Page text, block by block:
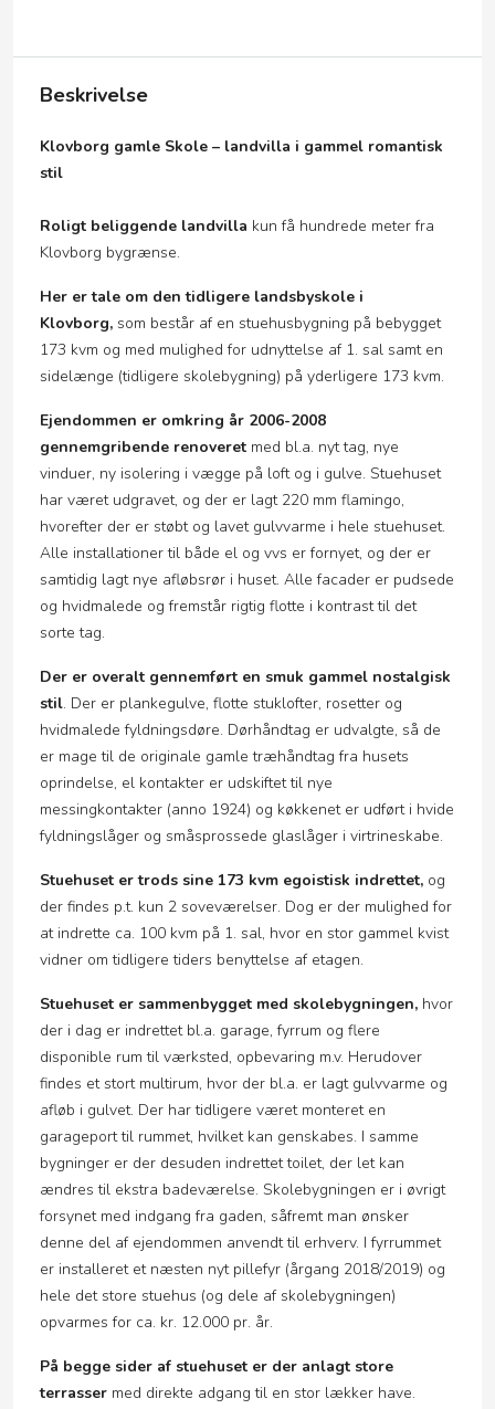
Beskrivelse
Klovborg gamle Skole – landvilla i gammel romantisk
stil
Roligt beliggende landvilla kun få hundrede meter fra
Klovborg bygrænse.
Her er tale om den tidligere landsbyskole i
Klovborg, som består af en stuehusbygning på bebygget
173 kvm og med mulighed for udnyttelse af 1. sal samt en
sidelænge (tidligere skolebygning) på yderligere 173 kvm.
Ejendommen er omkring år 2006-2008
gennemgribende renoveret med bl.a. nyt tag, nye
vinduer, ny isolering i vægge på loft og i gulve. Stuehuset
har været udgravet, og der er lagt 220 mm flamingo,
hvorefter der er støbt og lavet gulvvarme i hele stuehuset.
Alle installationer til både el og vvs er fornyet, og der er
samtidig lagt nye afløbsrør i huset. Alle facader er pudsede
og hvidmalede og fremstår rigtig flotte i kontrast til det
sorte tag.
Der er overalt gennemført en smuk gammel nostalgisk
stil. Der er plankegulve, flotte stuklofter, rosetter og
hvidmalede fyldningsdøre. Dørhåndtag er udvalgte, så de
er mage til de originale gamle træhåndtag fra husets
oprindelse, el kontakter er udskiftet til nye
messingkontakter (anno 1924) og køkkenet er udført i hvide
fyldningslåger og småsprossede glaslåger i virtrineskabe.
Stuehuset er trods sine 173 kvm egoistisk indrettet, og
der findes p.t. kun 2 soveværelser. Dog er der mulighed for
at indrette ca. 100 kvm på 1. sal, hvor en stor gammel kvist
vidner om tidligere tiders benyttelse af etagen.
Stuehuset er sammenbygget med skolebygningen, hvor
der i dag er indrettet bl.a. garage, fyrrum og flere
disponible rum til værksted, opbevaring m.v. Herudover
findes et stort multirum, hvor der bl.a. er lagt gulvvarme og
afløb i gulvet. Der har tidligere været monteret en
garageport til rummet, hvilket kan genskabes. I samme
bygninger er der desuden indrettet toilet, der let kan
ændres til ekstra badeværelse. Skolebygningen er i øvrigt
forsynet med indgang fra gaden, såfremt man ønsker
denne del af ejendommen anvendt til erhverv. I fyrrummet
er installeret et næsten nyt pillefyr (årgang 2018/2019) og
hele det store stuehus (og dele af skolebygningen)
opvarmes for ca. kr. 12.000 pr. år.
På begge sider af stuehuset er der anlagt store
terrasser med direkte adgang til en stor lækker have.